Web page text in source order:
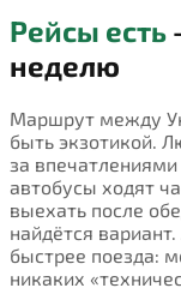
Рейсы есть
неделю
Маршрут между
быть экзотикой.
за
автобусы ходят
выехать после
найдётся
быстрее поезда:
никаких